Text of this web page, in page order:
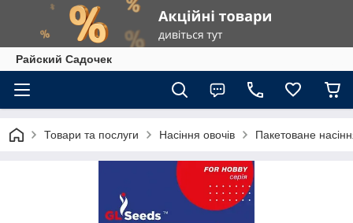
Райский Садочек
Товари та послуги Насіння овочів Пакетоване